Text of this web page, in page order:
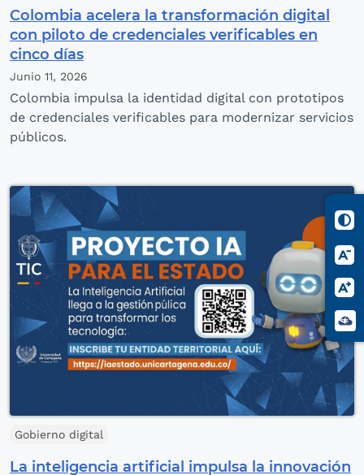
Colombia acelera la transformación digital
con piloto de credenciales verificables en
cinco días
Junio 11, 2026
Colombia impulsa la identidad digital con prototipos
de credenciales verificables para modernizar servicios
públicos.
Gobierno digital
La inteligencia artificial impulsa la innovación